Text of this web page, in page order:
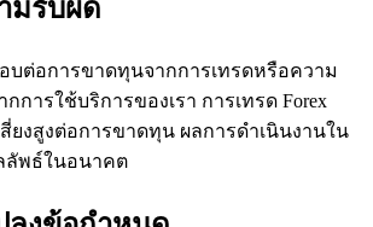
มรับผิด
อบต่อการขาดทุนจากการเทรดหรือความ
กการใช้บริการของเรา การเทรด Forex
ยงสูงต่อการขาดทุน ผลการดำเนินงานใน
ลัพธ์ในอนาคต